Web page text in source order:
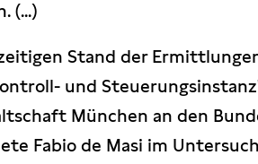
(...)
Stand der
und
München an den
Fabio de Masi im